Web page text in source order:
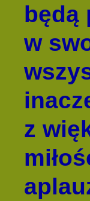
będą
w
z